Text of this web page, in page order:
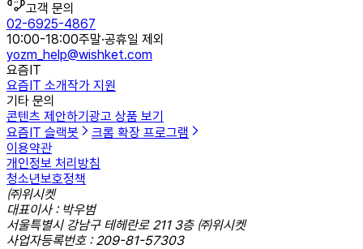
고객 문의
02-6925-4867
10:00-18:00주말·공휴일 제외
yozm_help@wishket.com
요즘IT
요즘IT 소개작가 지원
기타 문의
콘텐츠 제안하기 광고 상품 보기
요즘IT 슬랙봇
크롬 확장 프로그램
이용약관
개인정보 처리방침
청소년보호정책
㈜위시켓
대표이사 : 박우범
서울특별시 강남구 테헤란로 211 3층 ㈜위시켓
사업자등록번호 : 209-81-57303